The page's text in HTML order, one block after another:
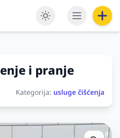
i pranje
Kategorija: usluge čišćenja